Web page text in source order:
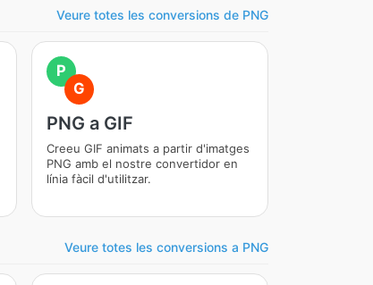
Veure totes les conversions de PNG
P
G
PNG a GIF
Creeu GIF animats a partir d'imatges
PNG amb el nostre convertidor en
línia fàcil d'utilitzar.
Veure totes les conversions a PNG